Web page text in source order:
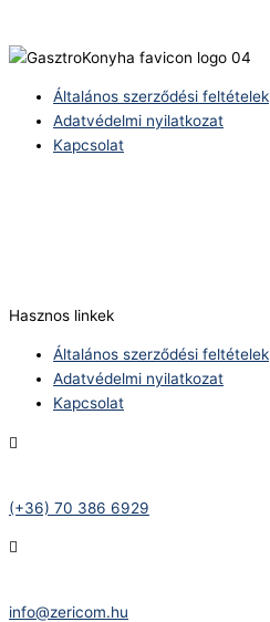
Általános szerződési feltételek
Adatvédelmi nyilatkozat
Kapcsolat
Hasznos linkek
Általános szerződési feltételek
Adatvédelmi nyilatkozat
Kapcsolat
(+36) 70 386 6929
info@zericom.hu